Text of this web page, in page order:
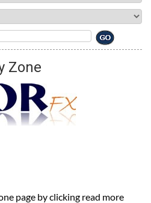
Zone
page by clicking read more